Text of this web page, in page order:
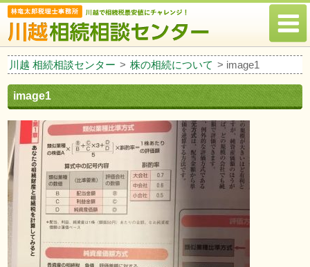
川越 相続相談センター > 株の相続について > image1
image1